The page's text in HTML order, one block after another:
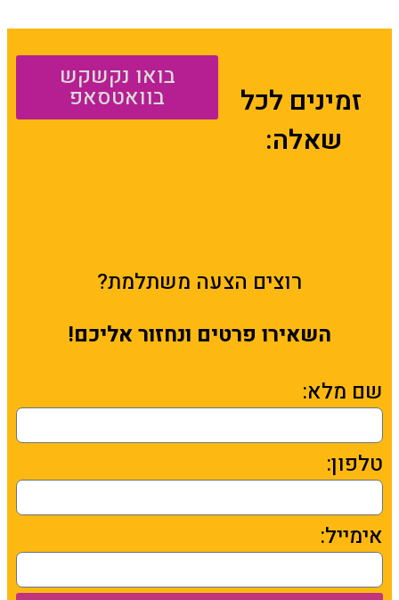
זמינים לכל
שאלה:
בואו נקשקש
בוואטסאפ
רוצים הצעה משתלמת?
השאירו פרטים ונחזור אליכם!
שם מלא:
טלפון:
אימייל: